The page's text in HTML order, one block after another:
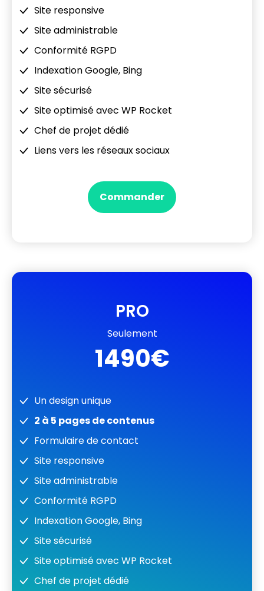
Site responsive
Site administrable
Conformité RGPD
Indexation Google, Bing
Site sécurisé
Site optimisé avec WP Rocket
Chef de projet dédié
Liens vers les réseaux sociaux
Commander
PRO
Seulement
1490€
Un design unique
2 à 5 pages de contenus
Formulaire de contact
Site responsive
Site administrable
Conformité RGPD
Indexation Google, Bing
Site sécurisé
Site optimisé avec WP Rocket
Chef de projet dédié